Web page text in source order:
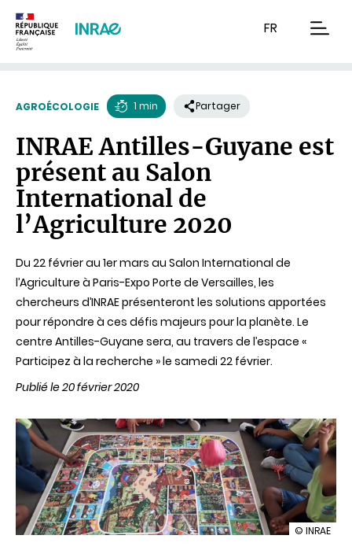
FR
AGROÉCOLOGIE
de
lecture
1 min Partager
INRAE Antilles-Guyane est
présent au Salon
International de
l’Agriculture 2020
Du 22 février au 1er mars au Salon International de
l’Agriculture à Paris-Expo Porte de Versailles, les
chercheurs d’INRAE présenteront les solutions apportées
pour répondre à ces défis majeurs pour la planète. Le
centre Antilles-Guyane sera, au travers de l’espace «
Participez à la recherche » le samedi 22 février.
Publié le 20 février 2020
illustration
© INRAE